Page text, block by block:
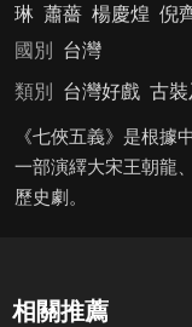
琳 蕭薔 楊慶煌 倪
國別
台灣
類別
台灣好戲 古裝
《七俠五義》是根據
一部演繹大宋王朝龍
歷史劇。
相關推薦